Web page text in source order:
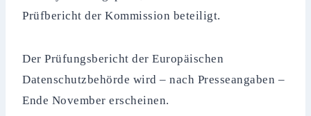
Prüfbericht der Kommission beteiligt.
Der Prüfungsbericht der Europäischen
Datenschutzbehörde wird – nach Presseangaben –
Ende November erscheinen.